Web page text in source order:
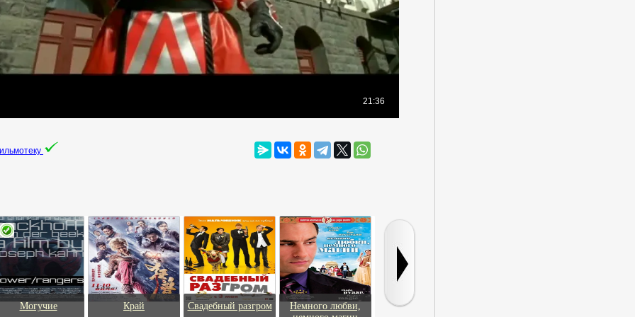
Могучие Край Свадебный разгром
Немного любви,
Париж – это